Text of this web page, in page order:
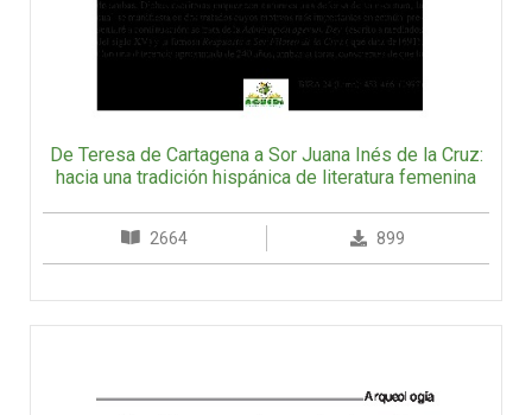
De Teresa de Cartagena a Sor Juana Inés de la Cruz:
hacia una tradición hispánica de literatura femenina
2664 899